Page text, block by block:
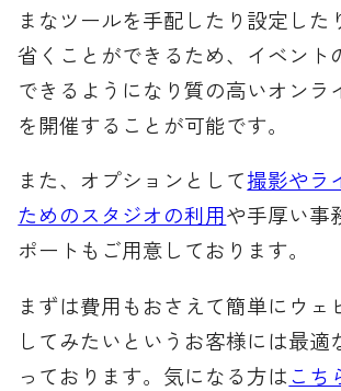
まなツールを手配したり設定した
省くことができるため、イベント
できるようになり質の高いオンラ
を開催することが可能です。
また、オプションとして撮影やラ
ためのスタジオの利用や手厚い事
ポートもご用意しております。
まずは費用もおさえて簡単にウェ
してみたいというお客様には最適
っております。気になる方はこち